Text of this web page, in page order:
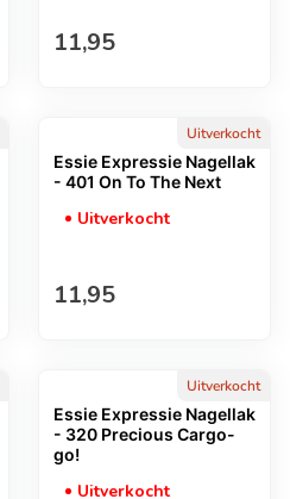
Normale prijs
11,95
Uitverkocht
Essie Expressie Nagellak
- 401 On To The Next
Uitverkocht
Normale prijs
11,95
Uitverkocht
Essie Expressie Nagellak
- 320 Precious Cargo-
go!
Uitverkocht